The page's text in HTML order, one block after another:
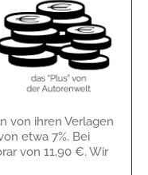
von ihren Verlagen
etwa 7%. Bei
von 11,90 €. Wir